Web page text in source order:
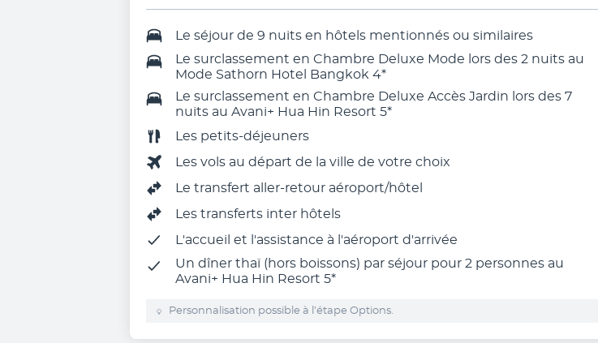
Le séjour de 9 nuits en hôtels mentionnés ou similaires
Le surclassement en Chambre Deluxe Mode lors des 2 nuits au
Mode Sathorn Hotel Bangkok 4*
Le surclassement en Chambre Deluxe Accès Jardin lors des 7
nuits au Avani+ Hua Hin Resort 5*
Les petits-déjeuners
Les vols au départ de la ville de votre choix
Le transfert aller-retour aéroport/hôtel
Les transferts inter hôtels
L'accueil et l'assistance à l'aéroport d'arrivée
Un dîner thaï (hors boissons) par séjour pour 2 personnes au
Avani+ Hua Hin Resort 5*
Personnalisation possible à l’étape Options.